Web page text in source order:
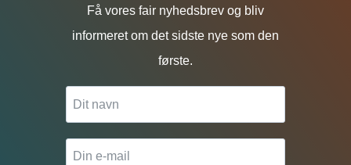
Få vores fair nyhedsbrev og bliv
informeret om det sidste nye som den
første.